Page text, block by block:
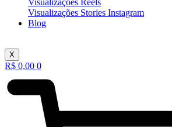
Visualizações Reels
Visualizações Stories Instagram
Blog
X
R$ 0,00 0